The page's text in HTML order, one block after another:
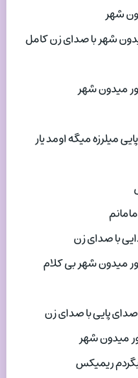
شهر
شهر با صدای زن کامل
میدون شهر
میلرزه میگه اومد یار
با صدای زن
میدون شهر بی کلام
پایی با صدای زن
میدون شهر
ریمیکس